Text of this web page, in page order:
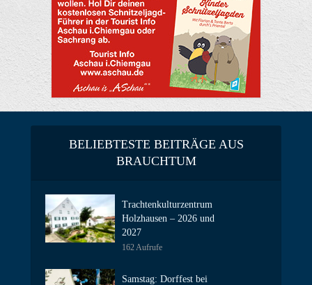
BELIEBTESTE BEITRÄGE AUS
BRAUCHTUM
Trachtenkulturzentrum
Holzhausen – 2026 und
2027
162 Aufrufe
Samstag: Dorffest bei